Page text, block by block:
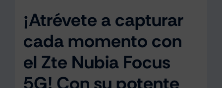
¡Atrévete a capturar
cada momento con
el Zte Nubia Focus